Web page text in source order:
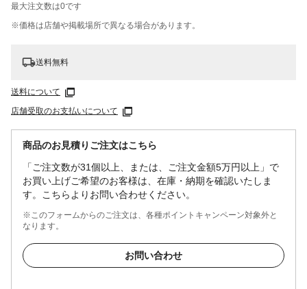
最大注文数は0です
※価格は​店舗や​掲載場所で​異なる​場合が​あります。
送料無料
送料について
店舗受取のお支払いについて
商品のお見積りご注文はこちら
「ご注文数が31個以上、または、ご注文金額5万円以上」で
お買い上げご希望のお客様は、在庫・納期を確認いたしま
す。こちらよりお問い合わせください。
※このフォームからのご注文は、各種ポイントキャンペーン対象外と
なります。
お問い合わせ